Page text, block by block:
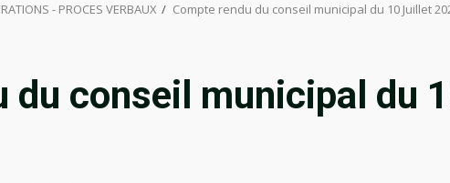
- PROCES VERBAUX Compte rendu du conseil municipal du 10 Juillet
du conseil municipal du